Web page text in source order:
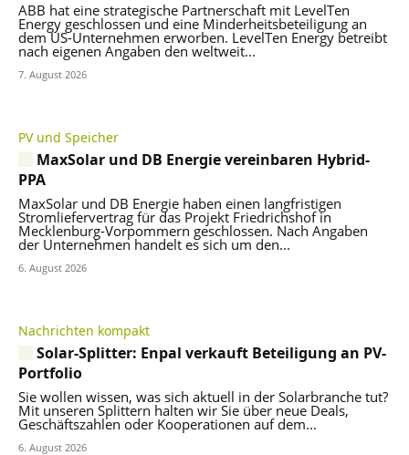
ABB hat eine strategische Partnerschaft mit LevelTen
Energy geschlossen und eine Minderheitsbeteiligung an
dem US-Unternehmen erworben. LevelTen Energy betreibt
nach eigenen Angaben den weltweit...
7. August 2026
PV und Speicher
MaxSolar und DB Energie vereinbaren Hybrid-
PPA
MaxSolar und DB Energie haben einen langfristigen
Stromliefervertrag für das Projekt Friedrichshof in
Mecklenburg-Vorpommern geschlossen. Nach Angaben
der Unternehmen handelt es sich um den...
6. August 2026
Nachrichten kompakt
Solar-Splitter: Enpal verkauft Beteiligung an PV-
Portfolio
Sie wollen wissen, was sich aktuell in der Solarbranche tut?
Mit unseren Splittern halten wir Sie über neue Deals,
Geschäftszahlen oder Kooperationen auf dem...
6. August 2026